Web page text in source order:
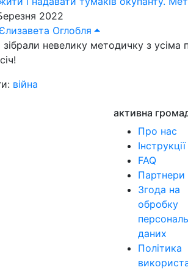
2022
Єлизавета Оглобля
невелику методичку з
війна
активна
Про нас
Інструкції
FAQ
Партнери
Згода на
обробку
даних
Політика